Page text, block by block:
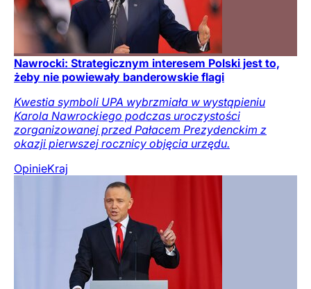
Nawrocki: Strategicznym interesem Polski jest to,
żeby nie powiewały banderowskie flagi
Kwestia symboli UPA wybrzmiała w wystąpieniu
Karola Nawrockiego podczas uroczystości
zorganizowanej przed Pałacem Prezydenckim z
okazji pierwszej rocznicy objęcia urzędu.
OpinieKraj